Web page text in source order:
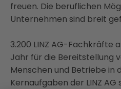
freuen. Die beruflichen
Unternehmen sind breit
3.200 LINZ AG-Fachkräfte
Jahr für die Bereitstellung
Menschen und Betriebe in
Kernaufgaben der LINZ